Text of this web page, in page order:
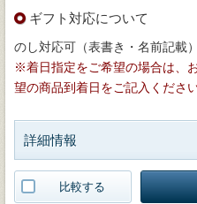
ギフト対応について
のし対応可（表書き・名前記載）
※着日指定をご希望の場合は、
望の商品到着日をご記入ください
詳細情報
比較する